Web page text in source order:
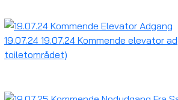
19.07.24 19.07.24 Kommende elevator
toiletområdet)